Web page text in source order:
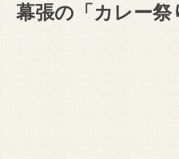
幕張の「カレー